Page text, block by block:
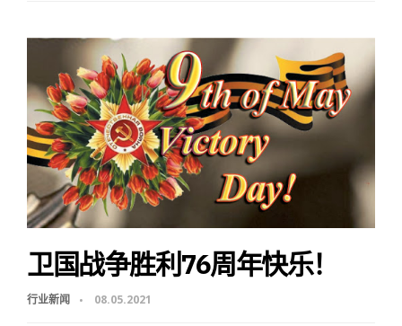
卫国战争胜利76周年快乐！
行业新闻 08.05.2021